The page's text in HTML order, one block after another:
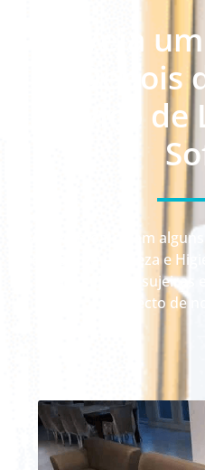
Veja
Depois
serviço
Veja como ficaram
depois da Limpeza e
até 99% das
aspecto de